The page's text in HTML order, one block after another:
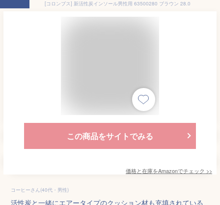
[コロンブス] 新活性炭インソール男性用 63500280 ブラウン 28.0
この商品をサイトでみる
価格と在庫をAmazonでチェック >>
コーヒーさん(40代・男性)
活性炭と一緒にエアータイプのクッション材も充填されている